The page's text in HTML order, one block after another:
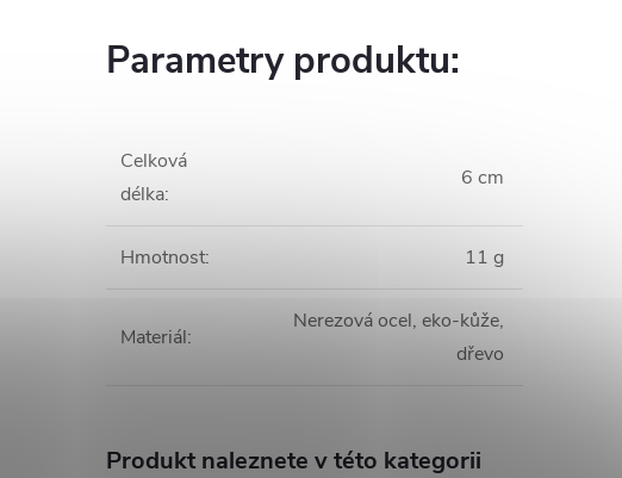
Parametry produktu:
Celková
délka:
6 cm
Hmotnost: 11 g
Materiál:
Nerezová ocel, eko-kůže,
dřevo
Produkt naleznete v této kategorii